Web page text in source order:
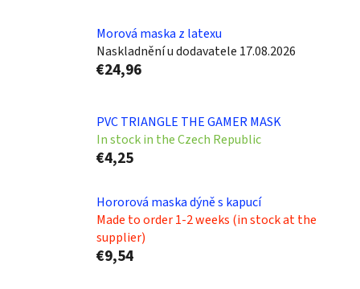
Morová maska z latexu
Naskladnění u dodavatele 17.08.2026
€24,96
PVC TRIANGLE THE GAMER MASK
In stock in the Czech Republic
€4,25
Hororová maska dýně s kapucí
Made to order 1-2 weeks (in stock at the
supplier)
€9,54